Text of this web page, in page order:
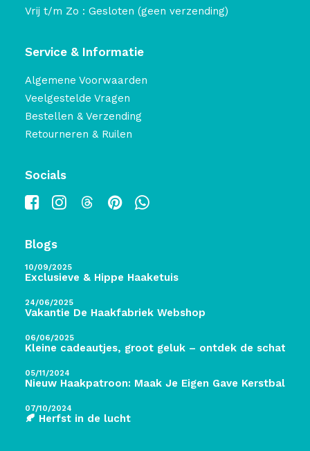
Vrij t/m Zo : Gesloten (geen verzending)
Service & Informatie
Algemene Voorwaarden
Veelgestelde Vragen
Bestellen & Verzending
Retourneren & Ruilen
Socials
Blogs
10/09/2025
Exclusieve & Hippe Haaketuis
24/06/2025
Vakantie De Haakfabriek Webshop
06/06/2025
Kleine cadeautjes, groot geluk – ontdek de schatten
05/11/2024
Nieuw Haakpatroon: Maak Je Eigen Gave Kerstballen!
07/10/2024
🍂 Herfst in de lucht